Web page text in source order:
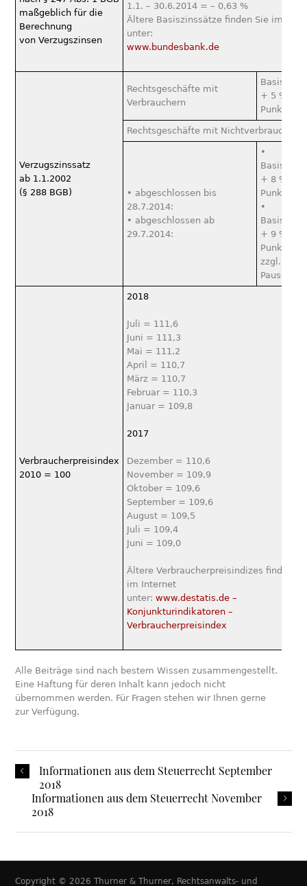
maßgeblich für die
Berechnung
von Verzugszinsen
1.1. – 30.6.2014 = – 0,63 %
Ältere Basiszinssätze finden Sie im
unter:
www.bundesbank.de
Verzugszinssatz
ab 1.1.2002
(§ 288 BGB)
Rechtsgeschäfte mit
Verbrauchern
+ 5 %-
Punkte
Rechtsgeschäfte mit Nichtverbrauchern
• abgeschlossen bis
28.7.2014:
• abgeschlossen ab
29.7.2014:
•
+ 8 %-
Punkte
•
+ 9 %-
Punkte
zzgl. 40 €
Pauschale
Verbraucherpreisindex
2010 = 100
2018
Juli = 111,6
Juni = 111,3
Mai = 111,2
April = 110,7
März = 110,7
Februar = 110,3
Januar = 109,8
2017
Dezember = 110,6
November = 109,9
Oktober = 109,6
September = 109,6
August = 109,5
Juli = 109,4
Juni = 109,0
Ältere Verbraucherpreisindizes finden
im Internet
unter:www.destatis.de –
Konjunkturindikatoren –
Verbraucherpreisindex
Alle Beiträge sind nach bestem Wissen zusammengestellt.
Eine Haftung für deren Inhalt kann jedoch nicht
übernommen werden. Für Fragen stehen wir Ihnen gerne
zur Verfügung.
Informationen aus dem Steuerrecht September
2018
Informationen aus dem Steuerrecht November
2018
Copyright © 2026 Thurner & Thurner, Rechtsanwalts- und